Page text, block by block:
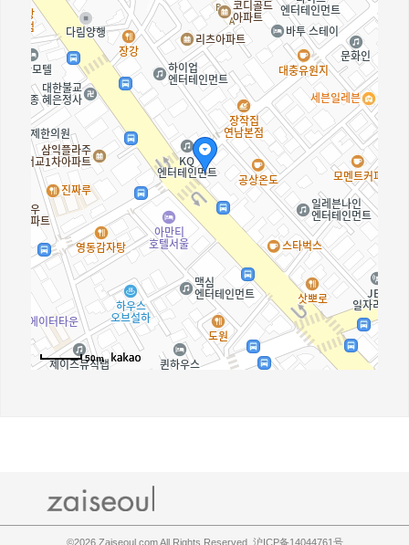
50m
©2026 Zaiseoul.com All Rights Reserved. 沪ICP备14044761号